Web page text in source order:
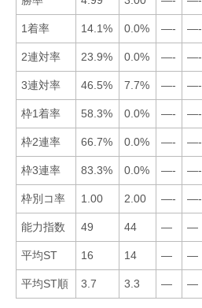
1着率 14.1% 0.0% —- —-
2連対率 23.9% 0.0% —- —-
3連対率 46.5% 7.7% —- —-
枠1着率 58.3% 0.0% —- —-
枠2連率 66.7% 0.0% —- —-
枠3連率 83.3% 0.0% —- —-
枠別コ率 1.00 2.00 —- —-
能力指数 49 44 — —
平均ST 16 14 — —
平均ST順 3.7 3.3 — —